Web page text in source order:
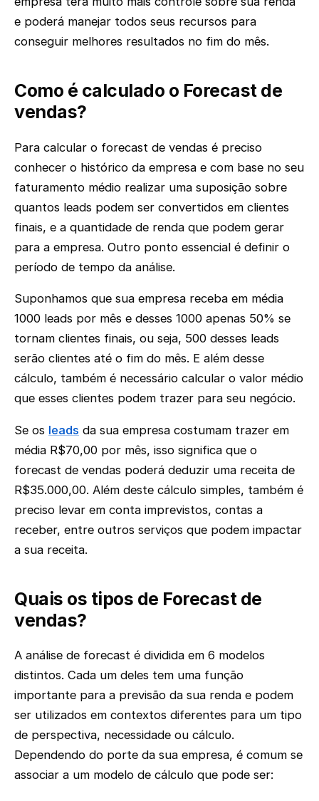
e poderá manejar todos seus recursos para
conseguir melhores resultados no fim do mês.
Como é calculado o Forecast de
vendas?
Para calcular o forecast de vendas é preciso
conhecer o histórico da empresa e com base no seu
faturamento médio realizar uma suposição sobre
quantos leads podem ser convertidos em clientes
finais, e a quantidade de renda que podem gerar
para a empresa. Outro ponto essencial é definir o
período de tempo da análise.
Suponhamos que sua empresa receba em média
1000 leads por mês e desses 1000 apenas 50% se
tornam clientes finais, ou seja, 500 desses leads
serão clientes até o fim do mês. E além desse
cálculo, também é necessário calcular o valor médio
que esses clientes podem trazer para seu negócio.
Se os leads da sua empresa costumam trazer em
média R$70,00 por mês, isso significa que o
forecast de vendas poderá deduzir uma receita de
R$35.000,00. Além deste cálculo simples, também é
preciso levar em conta imprevistos, contas a
receber, entre outros serviços que podem impactar
a sua receita.
Quais os tipos de Forecast de
vendas?
A análise de forecast é dividida em 6 modelos
distintos. Cada um deles tem uma função
importante para a previsão da sua renda e podem
ser utilizados em contextos diferentes para um tipo
de perspectiva, necessidade ou cálculo.
Dependendo do porte da sua empresa, é comum se
associar a um modelo de cálculo que pode ser: